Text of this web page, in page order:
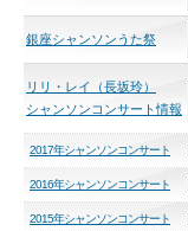
銀座シャンソンうた祭
リリ・レイ（長坂玲）
シャンソンコンサート情報
2017年シャンソンコンサート
2016年シャンソンコンサート
2015年シャンソンコンサート